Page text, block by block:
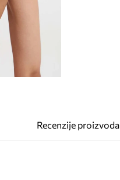
Recenzije proizvoda